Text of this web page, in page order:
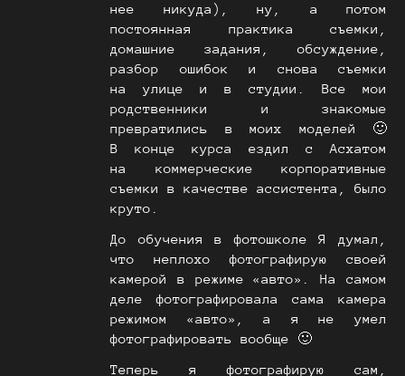
нее никуда), ну, а потом
постоянная практика съемки,
домашние задания, обсуждение,
разбор ошибок и снова съемки
на улице и в студии. Все мои
родственники и знакомые
превратились в моих моделей 🙂
В конце курса ездил с Асхатом
на коммерческие корпоративные
съемки в качестве ассистента, было
круто.
До обучения в фотошколе Я думал,
что неплохо фотографирую своей
камерой в режиме «авто». На самом
деле фотографировала сама камера
режимом «авто», а я не умел
фотографировать вообще 🙂
Теперь я фотографирую сам,